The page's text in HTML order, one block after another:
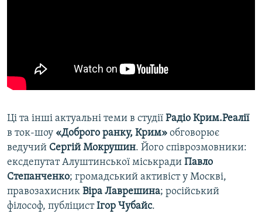
Ці та інші актуальні теми в студії Радіо Крим.Реалії
в ток-шоу «Доброго ранку, Крим» обговорює
ведучий Сергій Мокрушин. Його співрозмовники:
ексдепутат Алуштинської міськради Павло
Степанченко; громадський активіст у Москві,
правозахисник Віра Лаврешина; російський
філософ, публіцистІгор Чубайс.